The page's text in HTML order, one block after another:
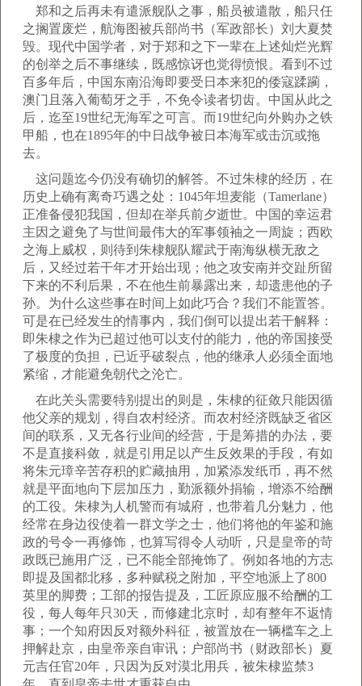
郑和之后再未有遣派舰队之事，船员被遣散，船只任
之搁置废烂，航海图被兵部尚书（军政部长）刘大夏焚
毁。现代中国学者，对于郑和之下一辈在上述灿烂光辉
的创举之后不事继续，既感惊讶也觉得愤恨。看到不过
百多年后，中国东南沿海即要受日本来犯的倭寇蹂躏，
澳门且落入葡萄牙之手，不免令读者切齿。中国从此之
后，迄至19世纪无海军之可言。而19世纪向外购办之铁
甲船，也在1895年的中日战争被日本海军或击沉或拖
去。
这问题迄今仍没有确切的解答。不过朱棣的经历，在
历史上确有离奇巧遇之处：1045年坦麦能（Tamerlane）
正准备侵犯我国，但却在举兵前夕逝世。中国的幸运君
主因之避免了与世间最伟大的军事领袖之一周旋；西欧
之海上威权，则待到朱棣舰队耀武于南海纵横无敌之
后，又经过若干年才开始出现；他之攻安南并交趾所留
下来的不利后果，不在他生前暴露出来，却遗患他的子
孙。为什么这些事在时间上如此巧合？我们不能置答。
可是在已经发生的情事内，我们倒可以提出若干解释：
即朱棣之作为已超过他可以支付的能力，他的帝国接受
了极度的负担，已近乎破裂点，他的继承人必须全面地
紧缩，才能避免朝代之沦亡。
在此关头需要特别提出的则是，朱棣的征敛只能因循
他父亲的规划，得自农村经济。而农村经济既缺乏省区
间的联系，又无各行业间的经营，于是筹措的办法，要
不是直接科敛，就是引用足以产生反效果的手段，有如
将朱元璋辛苦存积的贮藏抽用，加紧添发纸币，再不然
就是平面地向下层加压力，勤派额外捐输，增添不给酬
的工役。朱棣为人机警而有城府，也带着几分魅力，他
经常在身边役使着一群文学之士，他们将他的年鉴和施
政的号令一再修饰，也算写得令人动听，只是皇帝的苛
政既已施用广泛，已不能全部掩饰了。例如各地的方志
即提及国都北移，多种赋税之附加，平空地派上了800
英里的脚费；工部的报告提及，工匠原应服不给酬的工
役，每人每年只30天，而修建北京时，却有整年不返情
事；一个知府因反对额外科征，被置放在一辆槛车之上
押解赴京，由皇帝亲自审讯；户部尚书（财政部长）夏
元吉任官20年，只因为反对漠北用兵，被朱棣监禁3